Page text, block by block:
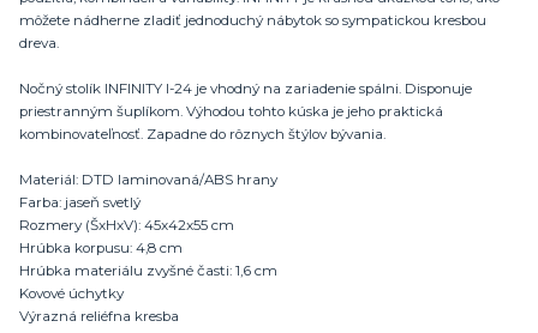
môžete nádherne zladiť jednoduchý nábytok so sympatickou kresbou
dreva.
Nočný stolík INFINITY I-24 je vhodný na zariadenie spálni. Disponuje
priestranným šuplíkom. Výhodou tohto kúska je jeho praktická
kombinovateľnosť. Zapadne do rôznych štýlov bývania.
Materiál: DTD laminovaná/ABS hrany
Farba: jaseň svetlý
Rozmery (ŠxHxV): 45x42x55 cm
Hrúbka korpusu: 4,8 cm
Hrúbka materiálu zvyšné časti: 1,6 cm
Kovové úchytky
Výrazná reliéfna kresba